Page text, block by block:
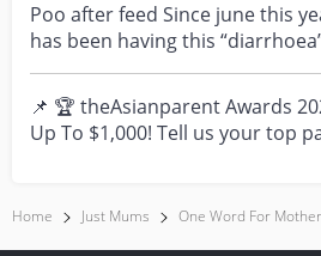
Poo after feed Since june this
has been having this
times....
📌 🏆 theAsianparent Awards
Up To $1,000! Tell us your top
Home Just Mums One Word For